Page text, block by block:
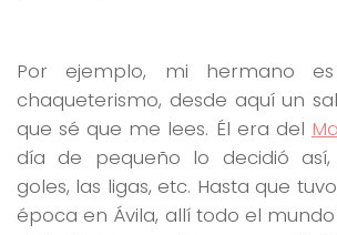
Por ejemplo, mi hermano
chaqueterismo, desde aquí un
que sé que me lees. Él era del
día de pequeño lo decidió
goles, las ligas, etc. Hasta que
época en Ávila, allí todo el